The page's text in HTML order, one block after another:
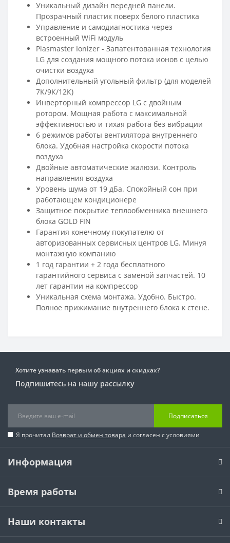
Уникальный дизайн передней панели.
Прозрачный пластик поверх белого пластика
Управление и самодиагностика через
встроенный WiFi модуль
Plasmaster Ionizer - Запатентованная технология
LG для создания мощного потока ионов с целью
очистки воздуха
Дополнительный угольный фильтр (для моделей
7К/9К/12К)
Инверторный компрессор LG с двойным
ротором. Мощная работа с максимальной
эффективностью и тихая работа без вибрации
6 режимов работы вентилятора внутреннего
блока. Удобная настройка скорости потока
воздуха
Двойные автоматические жалюзи. Контроль
направления воздуха
Уровень шума от 19 дБа. Спокойный сон при
работающем кондиционере
Защитное покрытие теплообменника внешнего
блока GOLD FIN
Гарантия конечному покупателю от
авторизованных сервисных центров LG. Минуя
монтажную компанию
1 год гарантии + 2 года бесплатного
гарантийного сервиса с заменой запчастей. 10
лет гарантии на компрессор
Уникальная схема монтажа. Удобно. Быстро.
Полное прижимание внутреннего блока к стене.
Хотите узнавать первым об акциях и скидках?
Подпишитесь на нашу рассылку
Подписаться
Я прочитал Возврат и обмен товара и согласен с условиями
Информация
Время работы
Наши контакты